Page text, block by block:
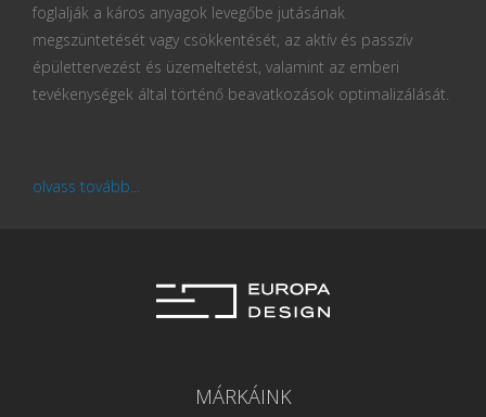
foglalják a káros anyagok levegőbe jutásának
megszüntetését vagy csökkentését, az aktív és passzív
épülettervezést és üzemeltetést, valamint az emberi
tevékenységek által történő beavatkozások optimalizálását.
olvass tovább...
MÁRKÁINK